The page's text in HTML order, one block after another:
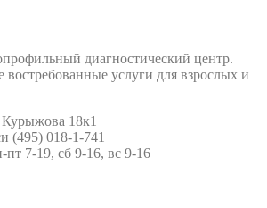
диагностический центр.
услуги для взрослых и
18к1
(495) 018-1-741
7-19, сб 9-16, вс 9-16